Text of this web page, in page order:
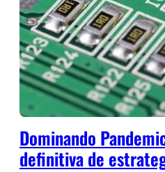
Dominando
definitiva de